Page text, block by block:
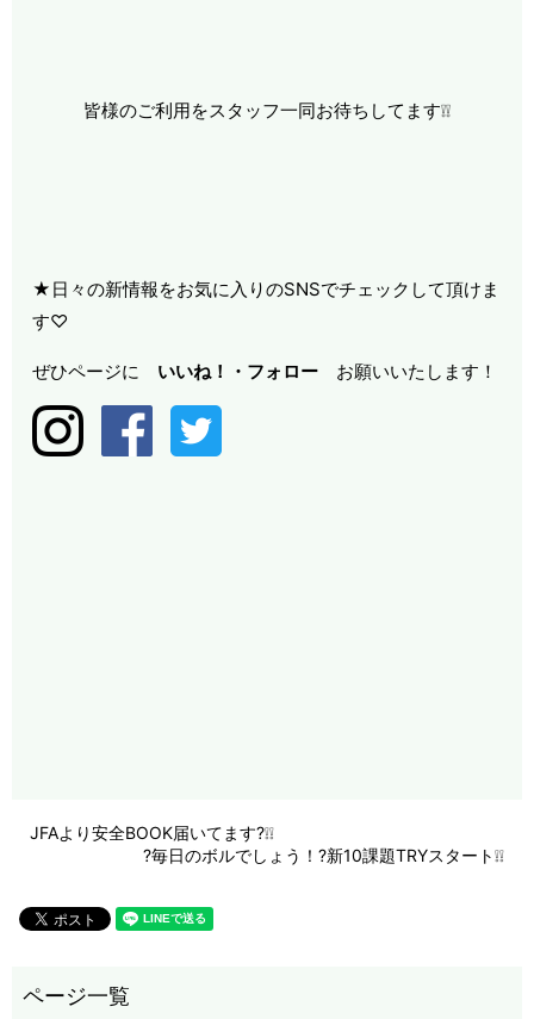
皆様のご利用をスタッフ一同お待ちしてます❕❕
★日々の新情報をお気に入りのSNSでチェックして頂けま
す♡
ぜひページに いいね！・ フォロー お願いいたします！
JFAより安全BOOK届いてます?❕❕
?毎日のボルでしょう！?新10課題TRYスタート❕❕